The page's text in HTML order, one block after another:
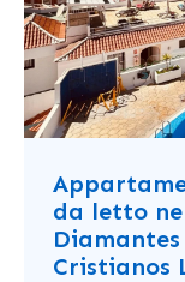
da letto
Cristianos